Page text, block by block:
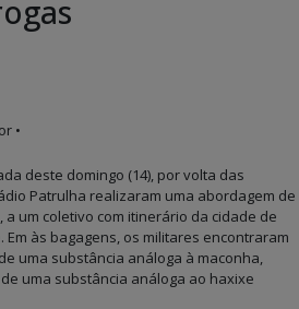
•
deste domingo (14), por volta das
Patrulha realizaram uma abordagem de
um coletivo com itinerário da cidade de
Em às bagagens, os militares encontraram
uma substância análoga à maconha,
uma substância análoga ao haxixe